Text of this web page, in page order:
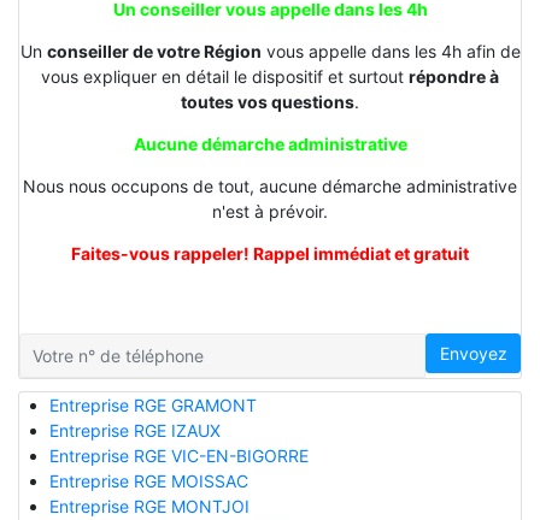
Un conseiller vous appelle dans les 4h
Un conseiller de votre Région vous appelle dans les 4h afin de
vous expliquer en détail le dispositif et surtout répondre à
toutes vos questions.
Aucune démarche administrative
Nous nous occupons de tout, aucune démarche administrative
n'est à prévoir.
Faites-vous rappeler! Rappel immédiat et gratuit
Envoyez
Entreprise RGE GRAMONT
Entreprise RGE IZAUX
Entreprise RGE VIC-EN-BIGORRE
Entreprise RGE MOISSAC
Entreprise RGE MONTJOI